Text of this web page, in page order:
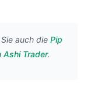
auch die Pip
Ashi Trader.